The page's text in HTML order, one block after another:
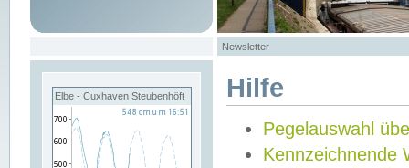
Newsletter
Elbe - Cuxhaven Steubenhöft Hilfe
Pegelauswahl
Kennzeichnende